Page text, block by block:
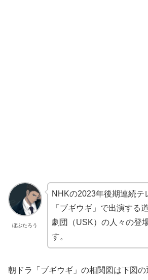
ぼぶたろう
NHKの2023年後期連続テ
「ブギウギ」で出演する
劇団（USK）の人々の登
す。
朝ドラ「ブギウギ」の相関図は下図の